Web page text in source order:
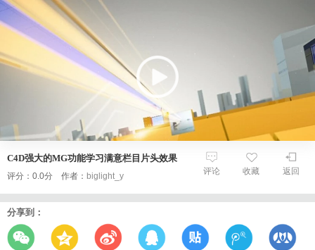
C4D强大的MG功能学习满意栏目片头效果
评分：0.0分 作者： biglight_y 返回
收藏
评论
分享到：